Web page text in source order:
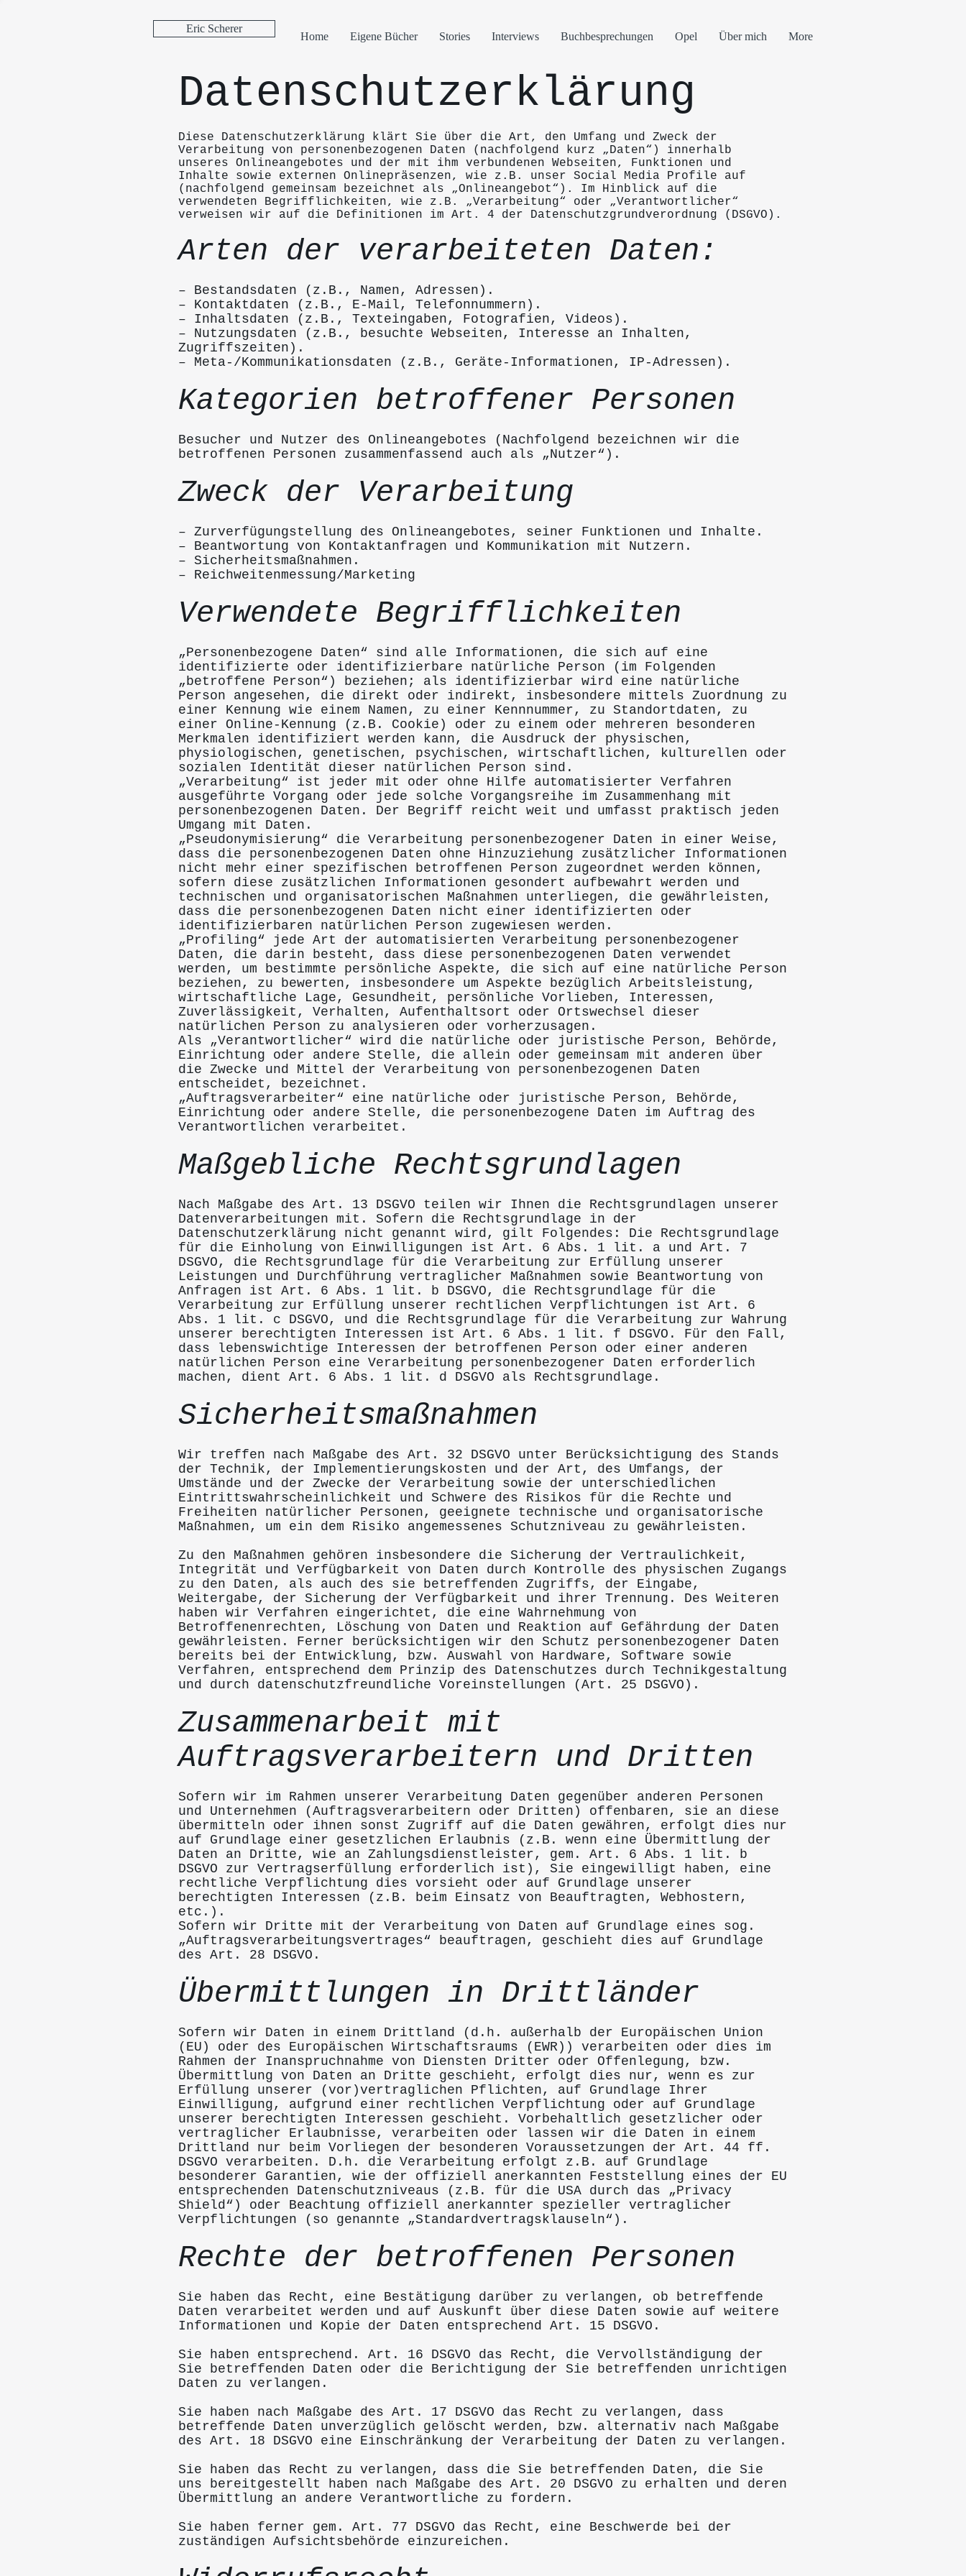
Eric Scherer
Home Eigene Bücher Stories Interviews Buchbesprechungen Opel Über mich More
Datenschutzerklärung
Diese Datenschutzerklärung klärt Sie über die Art, den Umfang und Zweck der
Verarbeitung von personenbezogenen Daten (nachfolgend kurz „Daten“) innerhalb
unseres Onlineangebotes und der mit ihm verbundenen Webseiten, Funktionen und
Inhalte sowie externen Onlinepräsenzen, wie z.B. unser Social Media Profile auf
(nachfolgend gemeinsam bezeichnet als „Onlineangebot“). Im Hinblick auf die
verwendeten Begrifflichkeiten, wie z.B. „Verarbeitung“ oder „Verantwortlicher“
verweisen wir auf die Definitionen im Art. 4 der Datenschutzgrundverordnung (DSGVO).
Arten der verarbeiteten Daten:
– Bestandsdaten (z.B., Namen, Adressen).
– Kontaktdaten (z.B., E-Mail, Telefonnummern).
– Inhaltsdaten (z.B., Texteingaben, Fotografien, Videos).
– Nutzungsdaten (z.B., besuchte Webseiten, Interesse an Inhalten,
Zugriffszeiten).
– Meta-/Kommunikationsdaten (z.B., Geräte-Informationen, IP-Adressen).
Kategorien betroffener Personen
Besucher und Nutzer des Onlineangebotes (Nachfolgend bezeichnen wir die
betroffenen Personen zusammenfassend auch als „Nutzer“).
Zweck der Verarbeitung
– Zurverfügungstellung des Onlineangebotes, seiner Funktionen und Inhalte.
– Beantwortung von Kontaktanfragen und Kommunikation mit Nutzern.
– Sicherheitsmaßnahmen.
– Reichweitenmessung/Marketing
Verwendete Begrifflichkeiten
„Personenbezogene Daten“ sind alle Informationen, die sich auf eine
identifizierte oder identifizierbare natürliche Person (im Folgenden
„betroffene Person“) beziehen; als identifizierbar wird eine natürliche
Person angesehen, die direkt oder indirekt, insbesondere mittels Zuordnung zu
einer Kennung wie einem Namen, zu einer Kennnummer, zu Standortdaten, zu
einer Online-Kennung (z.B. Cookie) oder zu einem oder mehreren besonderen
Merkmalen identifiziert werden kann, die Ausdruck der physischen,
physiologischen, genetischen, psychischen, wirtschaftlichen, kulturellen oder
sozialen Identität dieser natürlichen Person sind.
„Verarbeitung“ ist jeder mit oder ohne Hilfe automatisierter Verfahren
ausgeführte Vorgang oder jede solche Vorgangsreihe im Zusammenhang mit
personenbezogenen Daten. Der Begriff reicht weit und umfasst praktisch jeden
Umgang mit Daten.
„Pseudonymisierung“ die Verarbeitung personenbezogener Daten in einer Weise,
dass die personenbezogenen Daten ohne Hinzuziehung zusätzlicher Informationen
nicht mehr einer spezifischen betroffenen Person zugeordnet werden können,
sofern diese zusätzlichen Informationen gesondert aufbewahrt werden und
technischen und organisatorischen Maßnahmen unterliegen, die gewährleisten,
dass die personenbezogenen Daten nicht einer identifizierten oder
identifizierbaren natürlichen Person zugewiesen werden.
„Profiling“ jede Art der automatisierten Verarbeitung personenbezogener
Daten, die darin besteht, dass diese personenbezogenen Daten verwendet
werden, um bestimmte persönliche Aspekte, die sich auf eine natürliche Person
beziehen, zu bewerten, insbesondere um Aspekte bezüglich Arbeitsleistung,
wirtschaftliche Lage, Gesundheit, persönliche Vorlieben, Interessen,
Zuverlässigkeit, Verhalten, Aufenthaltsort oder Ortswechsel dieser
natürlichen Person zu analysieren oder vorherzusagen.
Als „Verantwortlicher“ wird die natürliche oder juristische Person, Behörde,
Einrichtung oder andere Stelle, die allein oder gemeinsam mit anderen über
die Zwecke und Mittel der Verarbeitung von personenbezogenen Daten
entscheidet, bezeichnet.
„Auftragsverarbeiter“ eine natürliche oder juristische Person, Behörde,
Einrichtung oder andere Stelle, die personenbezogene Daten im Auftrag des
Verantwortlichen verarbeitet.
Maßgebliche Rechtsgrundlagen
Nach Maßgabe des Art. 13 DSGVO teilen wir Ihnen die Rechtsgrundlagen unserer
Datenverarbeitungen mit. Sofern die Rechtsgrundlage in der
Datenschutzerklärung nicht genannt wird, gilt Folgendes: Die Rechtsgrundlage
für die Einholung von Einwilligungen ist Art. 6 Abs. 1 lit. a und Art. 7
DSGVO, die Rechtsgrundlage für die Verarbeitung zur Erfüllung unserer
Leistungen und Durchführung vertraglicher Maßnahmen sowie Beantwortung von
Anfragen ist Art. 6 Abs. 1 lit. b DSGVO, die Rechtsgrundlage für die
Verarbeitung zur Erfüllung unserer rechtlichen Verpflichtungen ist Art. 6
Abs. 1 lit. c DSGVO, und die Rechtsgrundlage für die Verarbeitung zur Wahrung
unserer berechtigten Interessen ist Art. 6 Abs. 1 lit. f DSGVO. Für den Fall,
dass lebenswichtige Interessen der betroffenen Person oder einer anderen
natürlichen Person eine Verarbeitung personenbezogener Daten erforderlich
machen, dient Art. 6 Abs. 1 lit. d DSGVO als Rechtsgrundlage.
Sicherheitsmaßnahmen
Wir treffen nach Maßgabe des Art. 32 DSGVO unter Berücksichtigung des Stands
der Technik, der Implementierungskosten und der Art, des Umfangs, der
Umstände und der Zwecke der Verarbeitung sowie der unterschiedlichen
Eintrittswahrscheinlichkeit und Schwere des Risikos für die Rechte und
Freiheiten natürlicher Personen, geeignete technische und organisatorische
Maßnahmen, um ein dem Risiko angemessenes Schutzniveau zu gewährleisten.
Zu den Maßnahmen gehören insbesondere die Sicherung der Vertraulichkeit,
Integrität und Verfügbarkeit von Daten durch Kontrolle des physischen Zugangs
zu den Daten, als auch des sie betreffenden Zugriffs, der Eingabe,
Weitergabe, der Sicherung der Verfügbarkeit und ihrer Trennung. Des Weiteren
haben wir Verfahren eingerichtet, die eine Wahrnehmung von
Betroffenenrechten, Löschung von Daten und Reaktion auf Gefährdung der Daten
gewährleisten. Ferner berücksichtigen wir den Schutz personenbezogener Daten
bereits bei der Entwicklung, bzw. Auswahl von Hardware, Software sowie
Verfahren, entsprechend dem Prinzip des Datenschutzes durch Technikgestaltung
und durch datenschutzfreundliche Voreinstellungen (Art. 25 DSGVO).
Zusammenarbeit mit
Auftragsverarbeitern und Dritten
Sofern wir im Rahmen unserer Verarbeitung Daten gegenüber anderen Personen
und Unternehmen (Auftragsverarbeitern oder Dritten) offenbaren, sie an diese
übermitteln oder ihnen sonst Zugriff auf die Daten gewähren, erfolgt dies nur
auf Grundlage einer gesetzlichen Erlaubnis (z.B. wenn eine Übermittlung der
Daten an Dritte, wie an Zahlungsdienstleister, gem. Art. 6 Abs. 1 lit. b
DSGVO zur Vertragserfüllung erforderlich ist), Sie eingewilligt haben, eine
rechtliche Verpflichtung dies vorsieht oder auf Grundlage unserer
berechtigten Interessen (z.B. beim Einsatz von Beauftragten, Webhostern,
etc.).
Sofern wir Dritte mit der Verarbeitung von Daten auf Grundlage eines sog.
„Auftragsverarbeitungsvertrages“ beauftragen, geschieht dies auf Grundlage
des Art. 28 DSGVO.
Übermittlungen in Drittländer
Sofern wir Daten in einem Drittland (d.h. außerhalb der Europäischen Union
(EU) oder des Europäischen Wirtschaftsraums (EWR)) verarbeiten oder dies im
Rahmen der Inanspruchnahme von Diensten Dritter oder Offenlegung, bzw.
Übermittlung von Daten an Dritte geschieht, erfolgt dies nur, wenn es zur
Erfüllung unserer (vor)vertraglichen Pflichten, auf Grundlage Ihrer
Einwilligung, aufgrund einer rechtlichen Verpflichtung oder auf Grundlage
unserer berechtigten Interessen geschieht. Vorbehaltlich gesetzlicher oder
vertraglicher Erlaubnisse, verarbeiten oder lassen wir die Daten in einem
Drittland nur beim Vorliegen der besonderen Voraussetzungen der Art. 44 ff.
DSGVO verarbeiten. D.h. die Verarbeitung erfolgt z.B. auf Grundlage
besonderer Garantien, wie der offiziell anerkannten Feststellung eines der EU
entsprechenden Datenschutzniveaus (z.B. für die USA durch das „Privacy
Shield“) oder Beachtung offiziell anerkannter spezieller vertraglicher
Verpflichtungen (so genannte „Standardvertragsklauseln“).
Rechte der betroffenen Personen
Sie haben das Recht, eine Bestätigung darüber zu verlangen, ob betreffende
Daten verarbeitet werden und auf Auskunft über diese Daten sowie auf weitere
Informationen und Kopie der Daten entsprechend Art. 15 DSGVO.
Sie haben entsprechend. Art. 16 DSGVO das Recht, die Vervollständigung der
Sie betreffenden Daten oder die Berichtigung der Sie betreffenden unrichtigen
Daten zu verlangen.
Sie haben nach Maßgabe des Art. 17 DSGVO das Recht zu verlangen, dass
betreffende Daten unverzüglich gelöscht werden, bzw. alternativ nach Maßgabe
des Art. 18 DSGVO eine Einschränkung der Verarbeitung der Daten zu verlangen.
Sie haben das Recht zu verlangen, dass die Sie betreffenden Daten, die Sie
uns bereitgestellt haben nach Maßgabe des Art. 20 DSGVO zu erhalten und deren
Übermittlung an andere Verantwortliche zu fordern.
Sie haben ferner gem. Art. 77 DSGVO das Recht, eine Beschwerde bei der
zuständigen Aufsichtsbehörde einzureichen.